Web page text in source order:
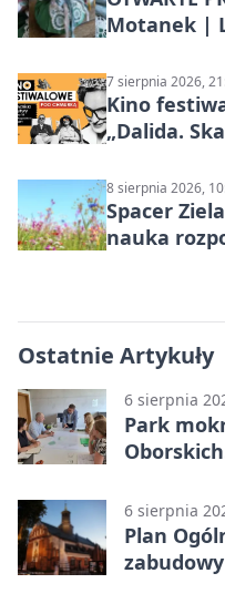
Motanek |
7 sierpnia 2026,
Kino
„Dalida.
8 sierpnia 2026,
Spacer
nauka
Ostatnie Artykuły
6 sierpnia
Park
6 sierpnia
Plan